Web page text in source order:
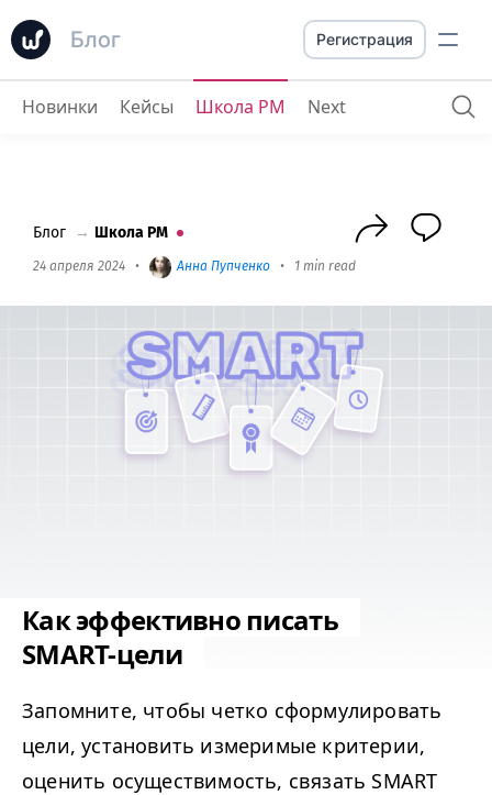
Блог
Как эффективно писать SMART-цели
Регистрация
Новинки Кейсы Школа PM Next
Блог → Школа PM
24 апреля 2024 • Анна Пупченко • 1 min read
Как эффективно писать
SMART-цели
Запомните, чтобы четко сформулировать
цели, установить измеримые критерии,
оценить осуществимость, связать SMART